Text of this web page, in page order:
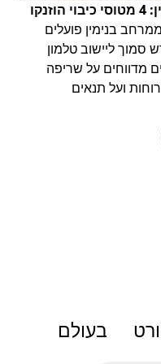
בנימין פועלים
סמוך ליישוב טלמון
מדווחים על שריפה
ועל תנאים
בעולם